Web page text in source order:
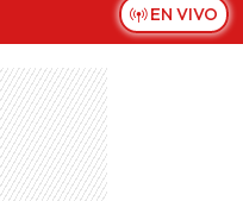
EN VIVO